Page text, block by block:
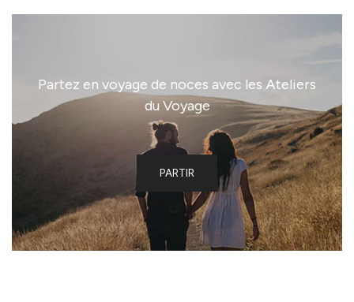
Partez en voyage de noces avec les Ateliers
du Voyage
PARTIR